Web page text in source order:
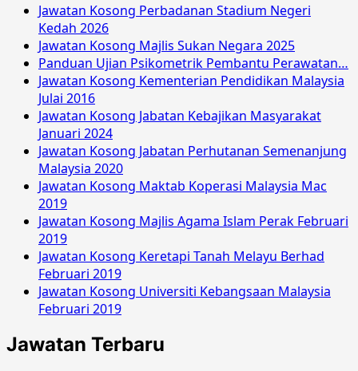
Jawatan Kosong Perbadanan Stadium Negeri
Kedah 2026
Jawatan Kosong Majlis Sukan Negara 2025
Panduan Ujian Psikometrik Pembantu Perawatan…
Jawatan Kosong Kementerian Pendidikan Malaysia
Julai 2016
Jawatan Kosong Jabatan Kebajikan Masyarakat
Januari 2024
Jawatan Kosong Jabatan Perhutanan Semenanjung
Malaysia 2020
Jawatan Kosong Maktab Koperasi Malaysia Mac
2019
Jawatan Kosong Majlis Agama Islam Perak Februari
2019
Jawatan Kosong Keretapi Tanah Melayu Berhad
Februari 2019
Jawatan Kosong Universiti Kebangsaan Malaysia
Februari 2019
Jawatan Terbaru